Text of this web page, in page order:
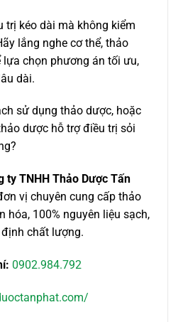
kéo dài mà không kiểm
lắng nghe cơ thể, thảo
lựa chọn phương án tối ưu,
dài.
sử dụng thảo dược, hoặc
dược hỗ trợ điều trị sỏi
ty TNHH Thảo Dược Tấn
vị chuyên cung cấp thảo
hóa, 100% nguyên liệu sạch,
chất lượng.
0902.984.792